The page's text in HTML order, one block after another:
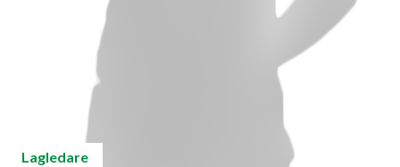
Lagledare